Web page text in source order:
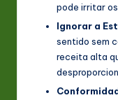
pode irritar os
Ignorar a
sentido sem
receita alta